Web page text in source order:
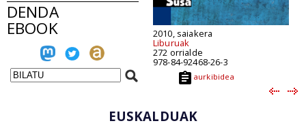
DENDA
EBOOK 2010, saiakera
Liburuak
272 orrialde
978-84-92468-26-3
aurkibidea
EUSKALDUAK